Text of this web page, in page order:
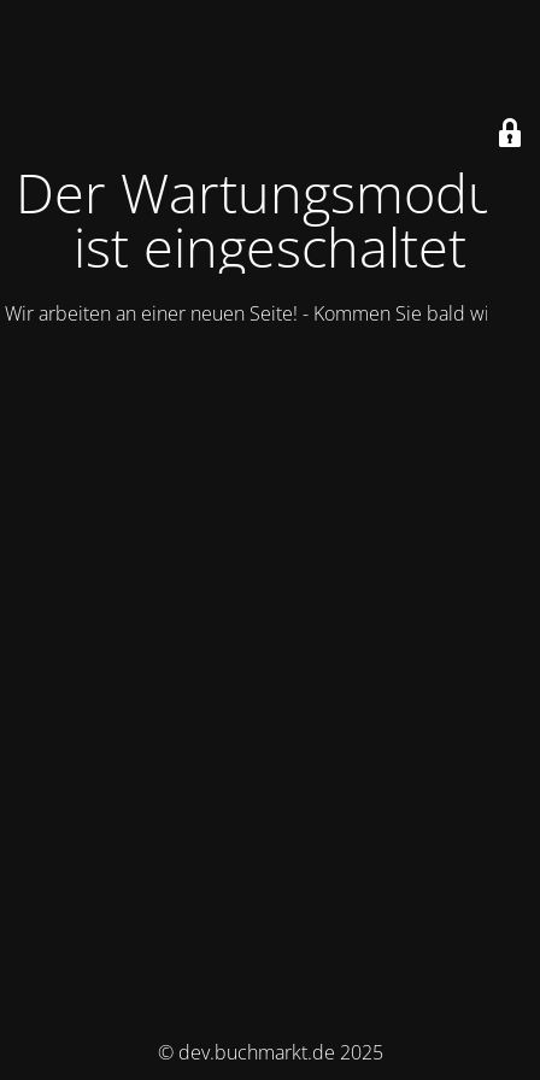
Der Wartungsmodus
ist eingeschaltet
Wir arbeiten an einer neuen Seite! - Kommen Sie bald wieder.
© dev.buchmarkt.de 2025